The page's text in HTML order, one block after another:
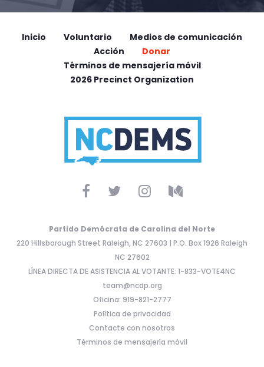
Inicio Voluntario
Medios de comunicación
Acción
Donar
Términos de mensajería móvil
2026 Precinct Organization
Partido Demócrata de Carolina del Norte
220 Hillsborough Street Raleigh, NC 27603 | P.O. Box 1926 Raleigh
NC 27602
LÍNEA DIRECTA DE ASISTENCIA AL VOTANTE: 1-833-VOTE4NC
team@ncdp.org
Oficina: 919-821-2777
Política de privacidad
Contacte con nosotros
Términos de mensajería móvil